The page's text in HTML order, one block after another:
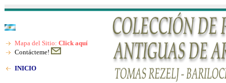
Mapa del Sitio: Click aquí
Contácteme!
INICIO